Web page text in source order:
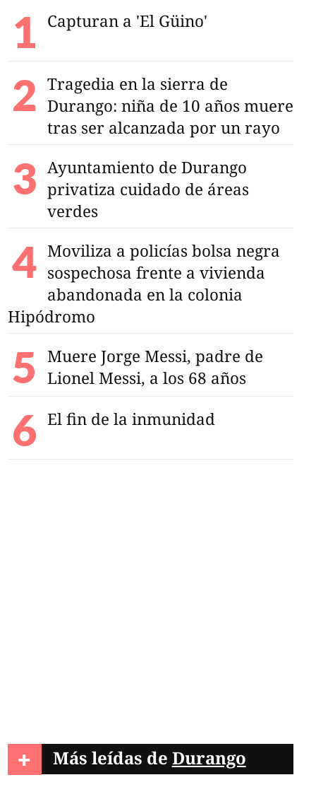
eléctricos en
Capturan a 'El Güino'
Tragedia en la sierra de
Durango: niña de 10 años muere
tras ser alcanzada por un rayo
Ayuntamiento de Durango
privatiza cuidado de áreas
verdes
Moviliza a policías bolsa negra
sospechosa frente a vivienda
abandonada en la colonia
Hipódromo
Muere Jorge Messi, padre de
Lionel Messi, a los 68 años
El fin de la inmunidad
+ Más leídas de Durango